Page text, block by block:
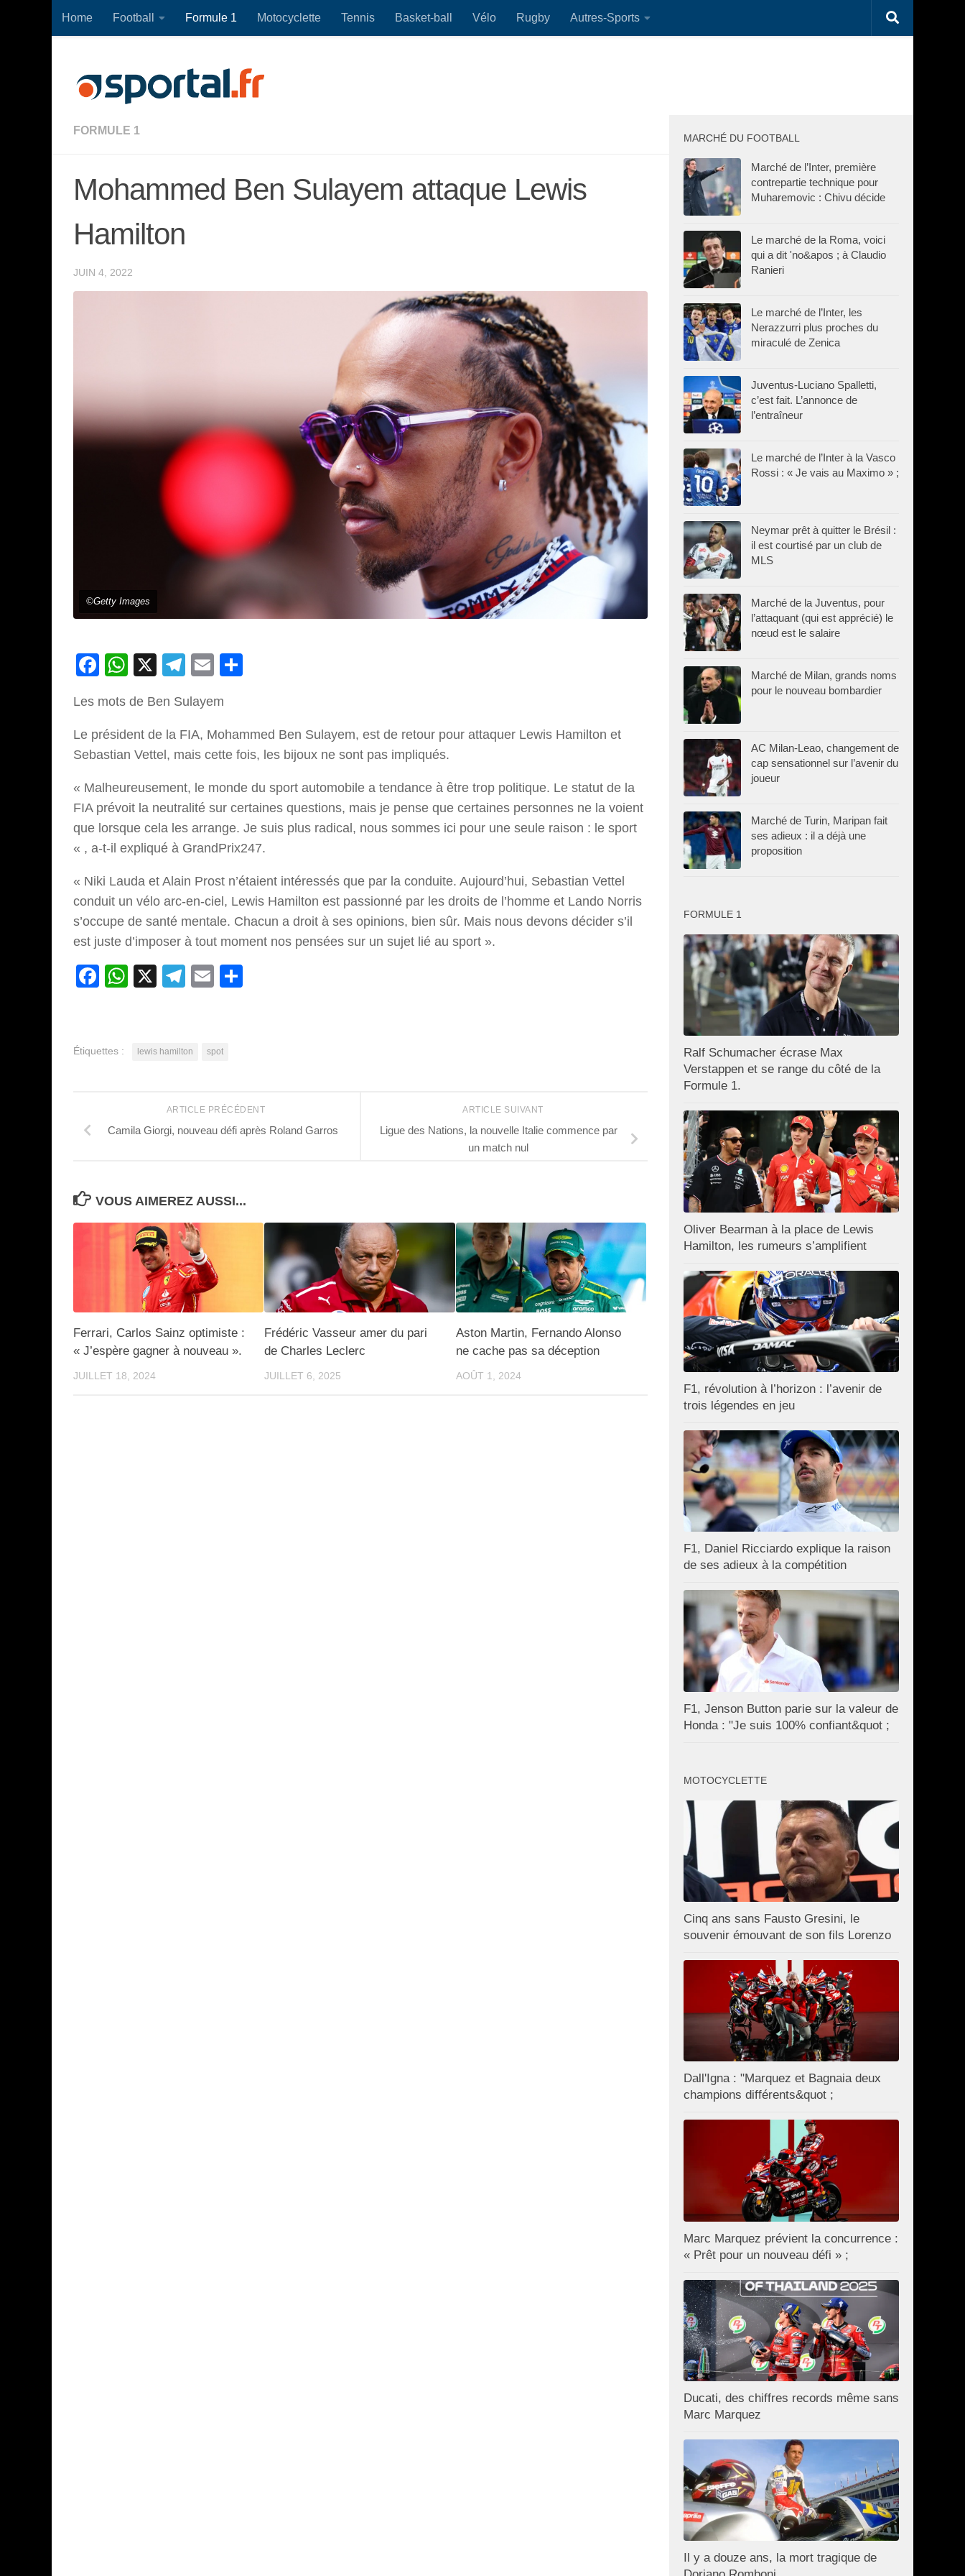
Skip to content
Home Football Formule 1 Motocyclette Tennis Basket-ball Vélo Rugby Autres-Sports
FORMULE 1
Mohammed Ben Sulayem attaque Lewis
Hamilton
JUIN 4, 2022
©Getty Images
Facebook
WhatsApp
X Telegram
Email
Les mots de Ben Sulayem
Le président de la FIA, Mohammed Ben Sulayem, est de retour pour attaquer Lewis Hamilton et
Sebastian Vettel, mais cette fois, les bijoux ne sont pas impliqués.
« Malheureusement, le monde du sport automobile a tendance à être trop politique. Le statut de la
FIA prévoit la neutralité sur certaines questions, mais je pense que certaines personnes ne la voient
que lorsque cela les arrange. Je suis plus radical, nous sommes ici pour une seule raison : le sport
« , a-t-il expliqué à GrandPrix247.
« Niki Lauda et Alain Prost n’étaient intéressés que par la conduite. Aujourd’hui, Sebastian Vettel
conduit un vélo arc-en-ciel, Lewis Hamilton est passionné par les droits de l’homme et Lando Norris
s’occupe de santé mentale. Chacun a droit à ses opinions, bien sûr. Mais nous devons décider s’il
est juste d’imposer à tout moment nos pensées sur un sujet lié au sport ».
Facebook
WhatsApp
X Telegram
Email
Étiquettes : lewis hamilton spot
ARTICLE SUIVANT
Ligue des Nations, la nouvelle Italie commence par
un match nul
ARTICLE PRÉCÉDENT
Camila Giorgi, nouveau défi après Roland Garros
VOUS AIMEREZ AUSSI...
Ferrari, Carlos Sainz optimiste :
« J’espère gagner à nouveau ».
JUILLET 18, 2024
Frédéric Vasseur amer du pari
de Charles Leclerc
JUILLET 6, 2025
Aston Martin, Fernando Alonso
ne cache pas sa déception
AOÛT 1, 2024
MARCHÉ DU FOOTBALL
Marché de l’Inter, première
contrepartie technique pour
Muharemovic : Chivu décide
Le marché de la Roma, voici
qui a dit 'no&apos ; à Claudio
Ranieri
Le marché de l’Inter, les
Nerazzurri plus proches du
miraculé de Zenica
Juventus-Luciano Spalletti,
c’est fait. L’annonce de
l’entraîneur
Le marché de l’Inter à la Vasco
Rossi : « Je vais au Maximo » ;
Neymar prêt à quitter le Brésil :
il est courtisé par un club de
MLS
Marché de la Juventus, pour
l’attaquant (qui est apprécié) le
nœud est le salaire
Marché de Milan, grands noms
pour le nouveau bombardier
AC Milan-Leao, changement de
cap sensationnel sur l’avenir du
joueur
Marché de Turin, Maripan fait
ses adieux : il a déjà une
proposition
FORMULE 1
Ralf Schumacher écrase Max
Verstappen et se range du côté de la
Formule 1.
Oliver Bearman à la place de Lewis
Hamilton, les rumeurs s’amplifient
F1, révolution à l’horizon : l’avenir de
trois légendes en jeu
F1, Daniel Ricciardo explique la raison
de ses adieux à la compétition
F1, Jenson Button parie sur la valeur de
Honda : "Je suis 100% confiant&quot ;
MOTOCYCLETTE
Cinq ans sans Fausto Gresini, le
souvenir émouvant de son fils Lorenzo
Dall'Igna : "Marquez et Bagnaia deux
champions différents&quot ;
Marc Marquez prévient la concurrence :
« Prêt pour un nouveau défi » ;
Ducati, des chiffres records même sans
Marc Marquez
Il y a douze ans, la mort tragique de